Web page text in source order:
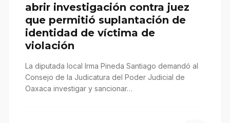
abrir investigación contra juez
que permitió suplantación de
identidad de víctima de
violación
La diputada local Irma Pineda Santiago demandó al
Consejo de la Judicatura del Poder Judicial de
Oaxaca investigar y sancionar…